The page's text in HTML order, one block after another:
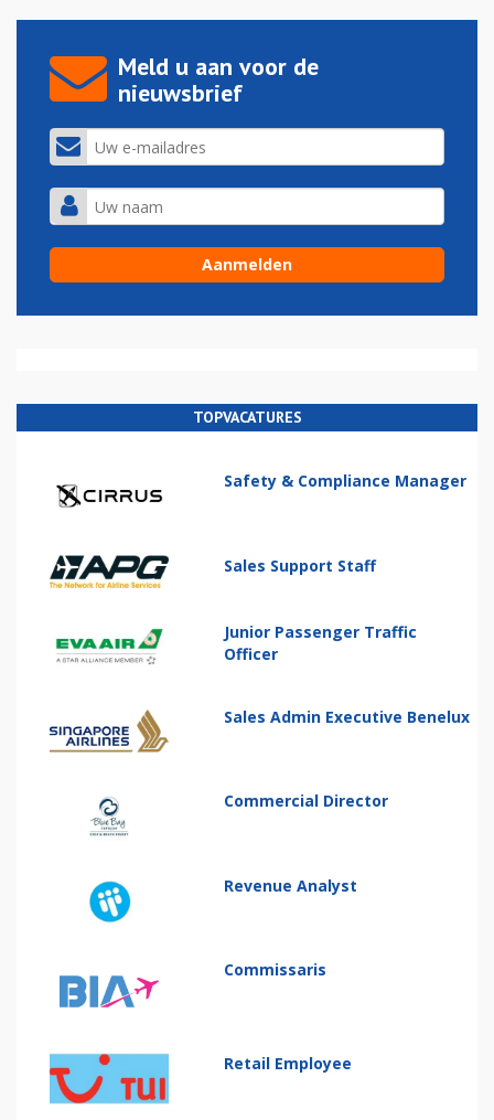
Meld u aan voor de
nieuwsbrief
TOPVACATURES
Safety & Compliance Manager
Sales Support Staff
Junior Passenger Traffic
Officer
Sales Admin Executive Benelux
Commercial Director
Revenue Analyst
Commissaris
Retail Employee